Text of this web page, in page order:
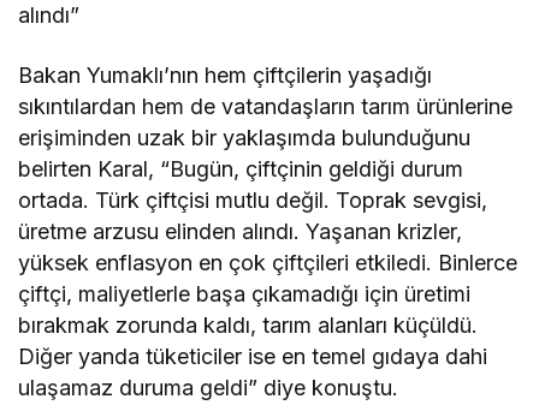
alındı”
Bakan Yumaklı’nın hem çiftçilerin yaşadığı
sıkıntılardan hem de vatandaşların tarım ürünlerine
erişiminden uzak bir yaklaşımda bulunduğunu
belirten Karal, “Bugün, çiftçinin geldiği durum
ortada. Türk çiftçisi mutlu değil. Toprak sevgisi,
üretme arzusu elinden alındı. Yaşanan krizler,
yüksek enflasyon en çok çiftçileri etkiledi. Binlerce
çiftçi, maliyetlerle başa çıkamadığı için üretimi
bırakmak zorunda kaldı, tarım alanları küçüldü.
Diğer yanda tüketiciler ise en temel gıdaya dahi
ulaşamaz duruma geldi” diye konuştu.